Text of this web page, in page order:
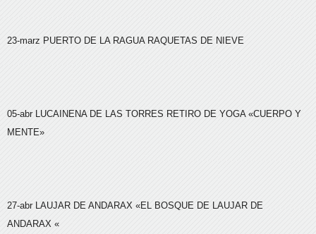
23-marz PUERTO DE LA RAGUA RAQUETAS DE NIEVE
05-abr LUCAINENA DE LAS TORRES RETIRO DE YOGA «CUERPO Y
MENTE»
27-abr LAUJAR DE ANDARAX «EL BOSQUE DE LAUJAR DE
ANDARAX «